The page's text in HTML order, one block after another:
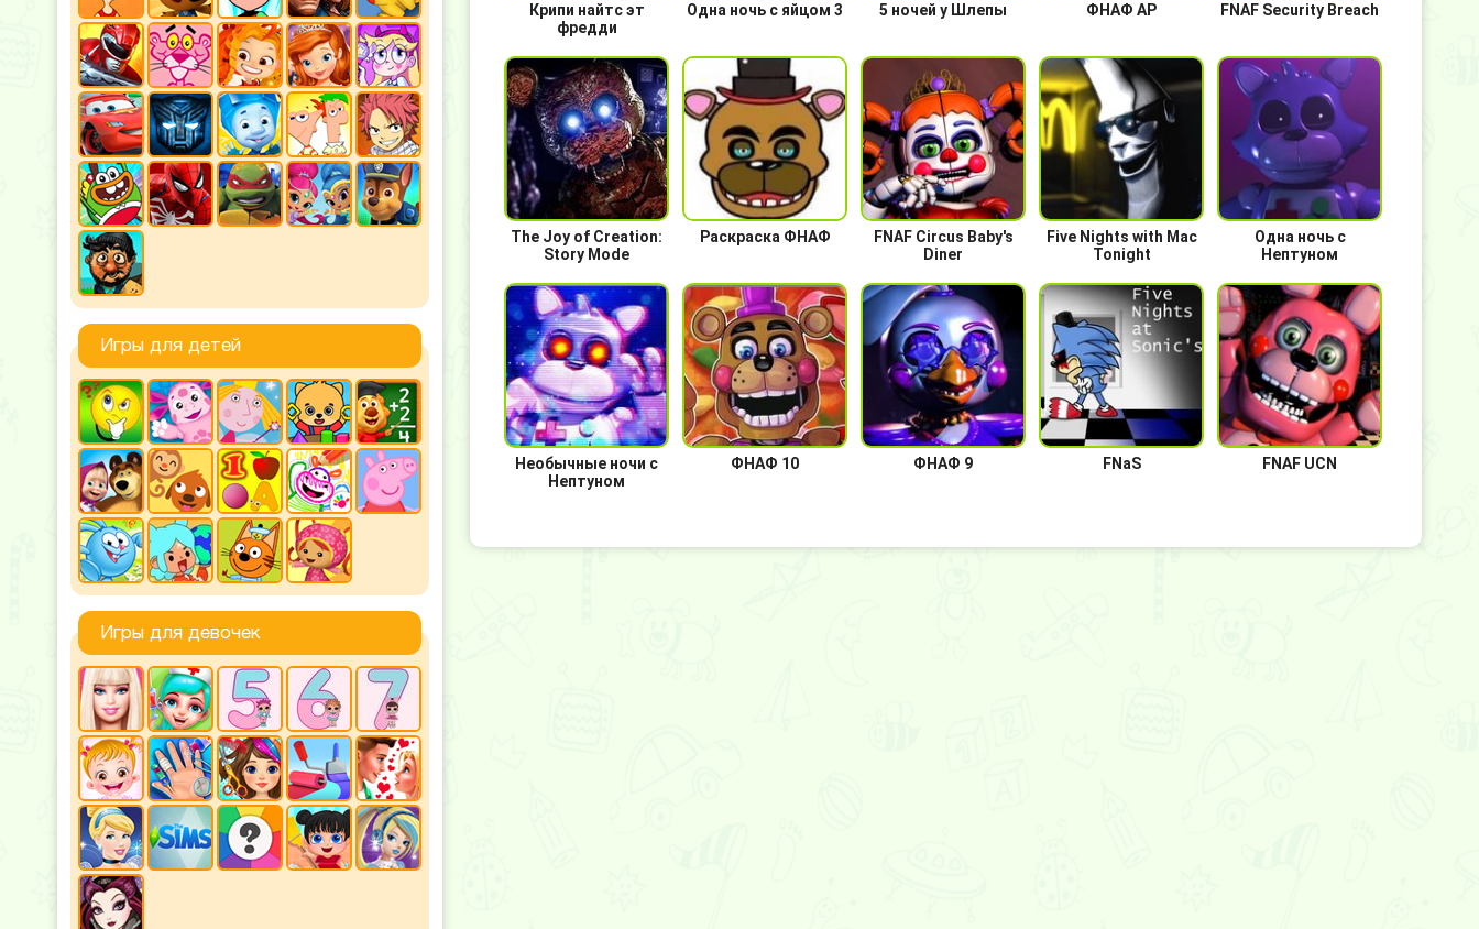
Игры для детей
Игры для девочек
Крипи найтс эт
фредди
Одна ночь с яйцом 3 5 ночей у Шлепы ФНАФ АР FNAF Security Breach
The Joy of Creation:
Story Mode
Раскраска ФНАФ
FNAF Circus Baby's
Diner
Five Nights with Mac
Tonight
Одна ночь с
Нептуном
Необычные ночи с
Нептуном
ФНАФ 10 ФНАФ 9 FNaS FNAF UCN